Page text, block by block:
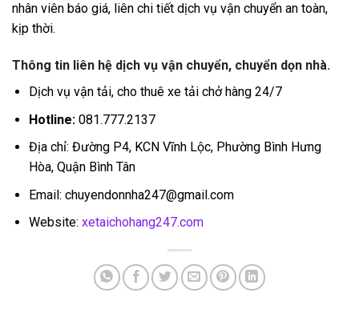
nhân viên báo giá, liên chi tiết dịch vụ vận chuyển an toàn,
kịp thời.
Thông tin liên hệ dịch vụ vận chuyển, chuyển dọn nhà.
Dịch vụ vận tải, cho thuê xe tải chở hàng 24/7
Hotline:081.777.2137
Địa chỉ: Đường P4, KCN Vĩnh Lộc, Phường Bình Hưng
Hòa, Quận Bình Tân
Email: chuyendonnha247@gmail.com
Website: xetaichohang247.com